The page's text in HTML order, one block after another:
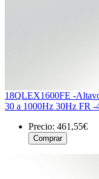
18QLEX1600FE -
30 a 1000Hz 30Hz FR -
Precio: 461,55€